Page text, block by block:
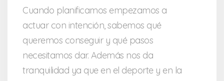
Cuando planificamos empezamos a
actuar con intención, sabemos qué
queremos conseguir y qué pasos
necesitamos dar. Además nos da
tranquilidad ya que en el deporte y en la